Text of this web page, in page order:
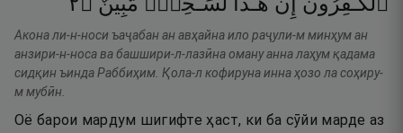
Акона ли-н-носи ъаҷабан ан авҳайна ило раҷули-м минҳум ан
анзири-н-носа ва башшири-л-лазӣна оману анна лаҳум қадама
сидқин ъинда Раббиҳим. Қола-л кофируна инна ҳозо ла соҳиру-
м мубӣн.
Оё барои мардум шигифте ҳаст, ки ба сӯйи марде аз